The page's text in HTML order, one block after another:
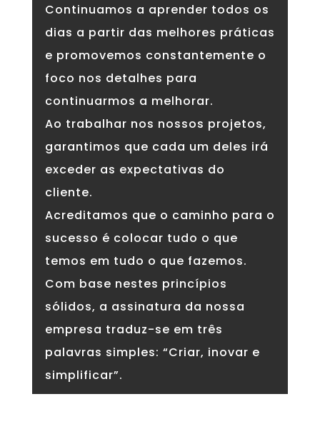
Continuamos a aprender todos os
dias a partir das melhores práticas
e promovemos constantemente o
foco nos detalhes para
continuarmos a melhorar.
Ao trabalhar nos nossos projetos,
garantimos que cada um deles irá
exceder as expectativas do
cliente.
Acreditamos que o caminho para o
sucesso é colocar tudo o que
temos em tudo o que fazemos.
Com base nestes princípios
sólidos, a assinatura da nossa
empresa traduz-se em três
palavras simples: “Criar, inovar e
simplificar”.